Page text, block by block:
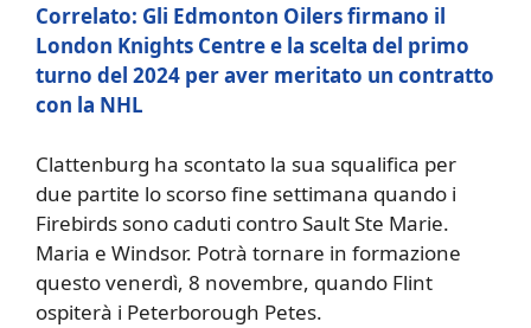
Correlato: Gli Edmonton Oilers firmano il
London Knights Centre e la scelta del primo
turno del 2024 per aver meritato un contratto
con la NHL
Clattenburg ha scontato la sua squalifica per
due partite lo scorso fine settimana quando i
Firebirds sono caduti contro Sault Ste Marie.
Maria e Windsor. Potrà tornare in formazione
questo venerdì, 8 novembre, quando Flint
ospiterà i Peterborough Petes.